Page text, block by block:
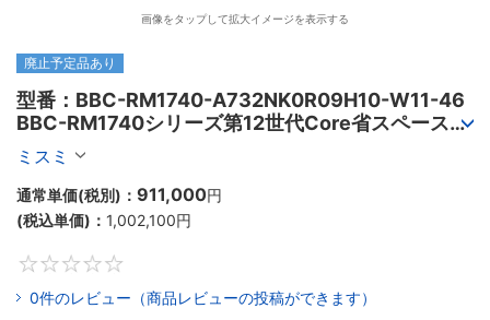
画像をタップして拡大イメージを表示する
廃止予定品あり
型番：BBC-RM1740-A732NK0R09H10-W11-46
BBC-RM1740シリーズ第12世代Core省スペースラ
ックマウントFAPC4PCI・3PCIe
ミスミ
通常単価(税別)： 911,000円
(税込単価)： 1,002,100円
0件のレビュー（商品レビューの投稿ができます）